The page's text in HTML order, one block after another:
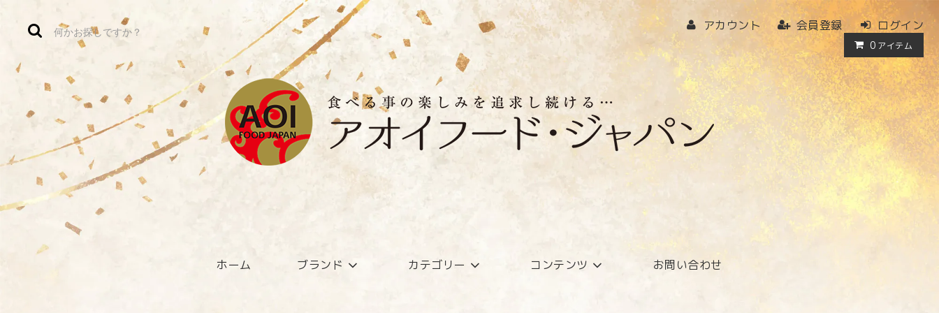
アカウント 会員登録 ログイン
0 アイテム
ホーム ブランド カテゴリー コンテンツ お問い合わせ